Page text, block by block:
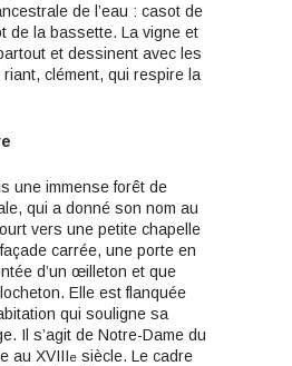
de l’eau : casot de
de la bassette. La vigne et
et dessinent avec les
clément, qui respire la
une immense forêt de
qui a donné son nom au
vers une petite chapelle
carrée, une porte en
d’un œilleton et que
Elle est flanquée
qui souligne sa
Il s’agit de Notre-Dame du
au XVIIIe siècle. Le cadre